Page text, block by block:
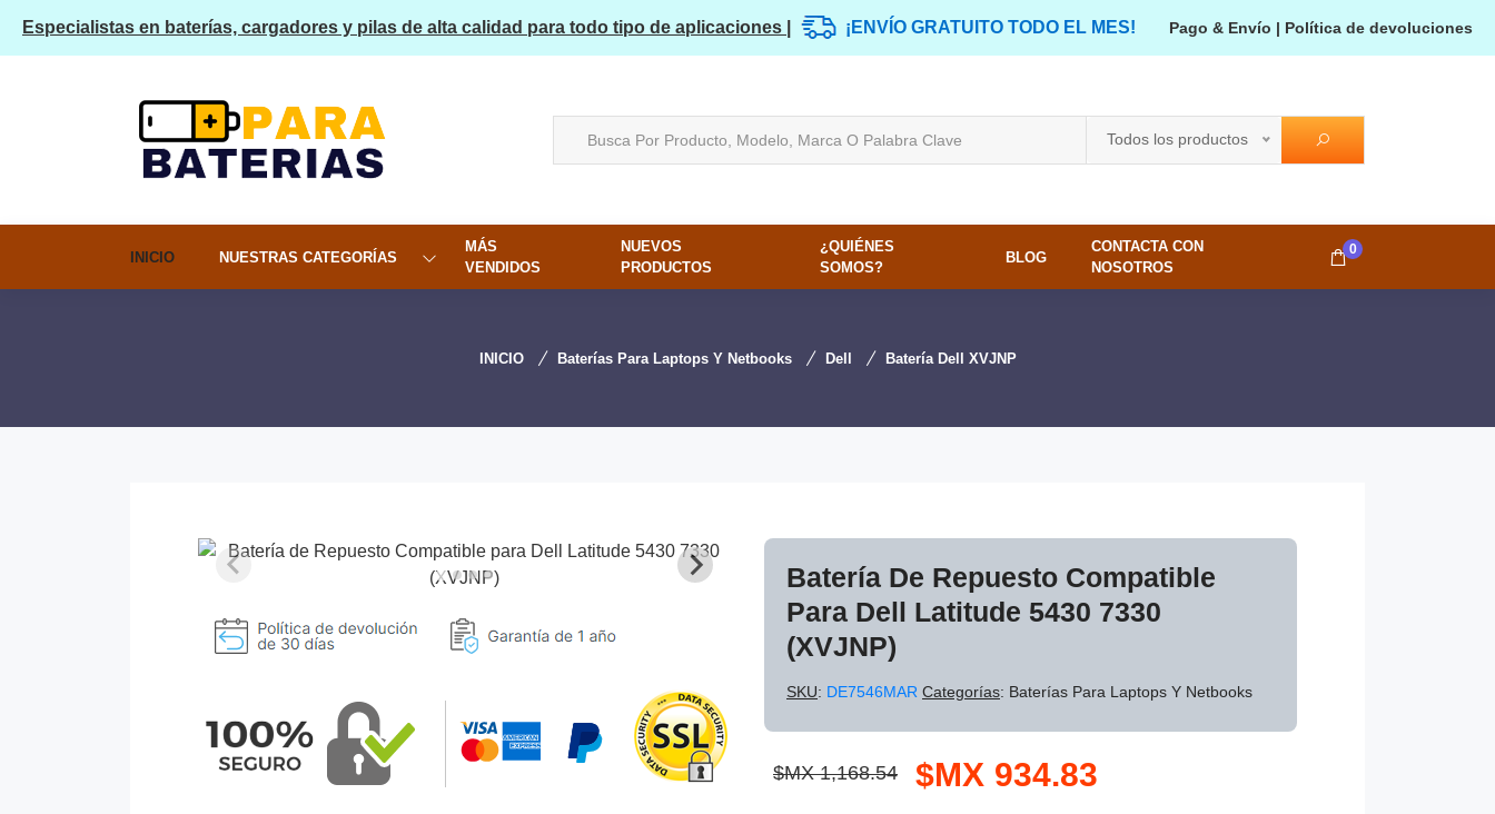
Especialistas en baterías, cargadores y pilas de alta calidad para todo tipo de aplicaciones | ¡ENVÍO GRATUITO TODO EL MES! Pago & Envío | Política de devoluciones
Todos los productos
INICIO NUESTRAS CATEGORÍAS
MÁS
VENDIDOS
NUEVOS
PRODUCTOS
¿QUIÉNES
SOMOS?
BLOG
CONTACTA CON
NOSOTROS
0
INICIO Baterías Para Laptops Y Netbooks Dell Batería Dell XVJNP
Batería De Repuesto Compatible
Para Dell Latitude 5430 7330
(XVJNP)
SKU: DE7546MAR Categorías: Baterías Para Laptops Y Netbooks
$MX 1,168.54 $MX 934.83